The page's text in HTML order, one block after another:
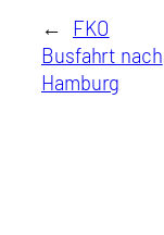
←
FKO
Busfahrt nach
Hamburg